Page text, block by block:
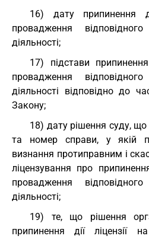
16) дату припинення
провадження
діяльності;
17) підстави
провадження
діяльності відповідно до
Закону;
18) дату рішення суду,
та номер справи, у якій
визнання протиправним і
ліцензування про
провадження
діяльності;
19) те, що рішення
припинення дії ліцензії